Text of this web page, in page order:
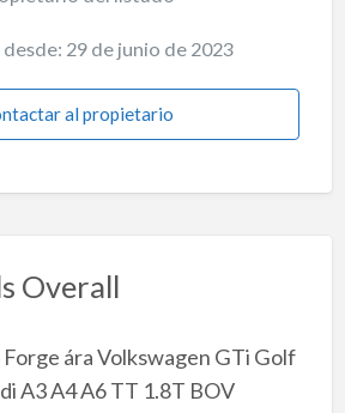
29 de junio de 2023
al propietario
Overall
Forge ára Volkswagen GTi Golf
A3 A4 A6 TT 1.8T BOV